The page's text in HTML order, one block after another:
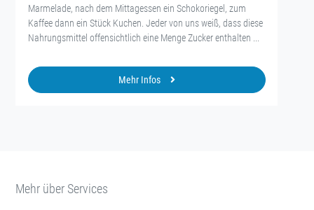
Marmelade, nach dem Mittagessen ein Schokoriegel, zum
Kaffee dann ein Stück Kuchen. Jeder von uns weiß, dass diese
Nahrungsmittel offensichtlich eine Menge Zucker enthalten ...
Mehr Infos
Mehr über Services